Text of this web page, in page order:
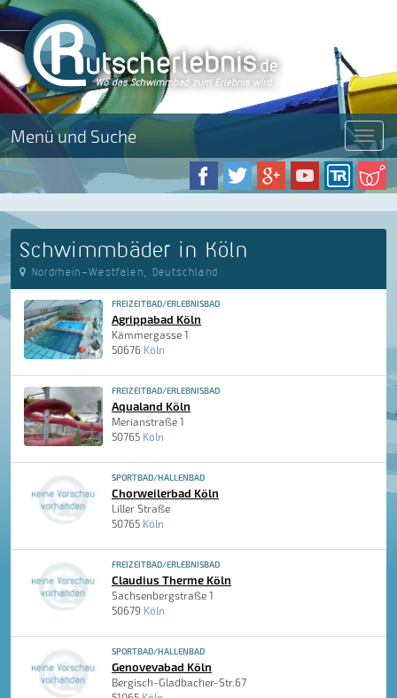
Menü und Suche Menü
Schwimmbäder in Köln
Nordrhein-Westfalen, Deutschland
FREIZEITBAD/ERLEBNISBAD
Agrippabad Köln
Kämmergasse 1
50676 Köln
FREIZEITBAD/ERLEBNISBAD
Aqualand Köln
Merianstraße 1
50765 Köln
SPORTBAD/HALLENBAD
Chorweilerbad Köln
Liller Straße
50765 Köln
FREIZEITBAD/ERLEBNISBAD
Claudius Therme Köln
Sachsenbergstraße 1
50679 Köln
SPORTBAD/HALLENBAD
Genovevabad Köln
Bergisch-Gladbacher-Str.67